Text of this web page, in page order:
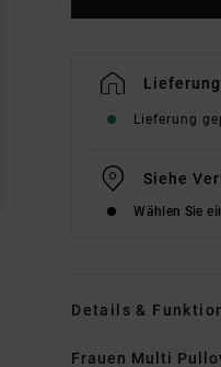
Lieferung
Siehe
Wählen Sie
Details &
Frauen Multi